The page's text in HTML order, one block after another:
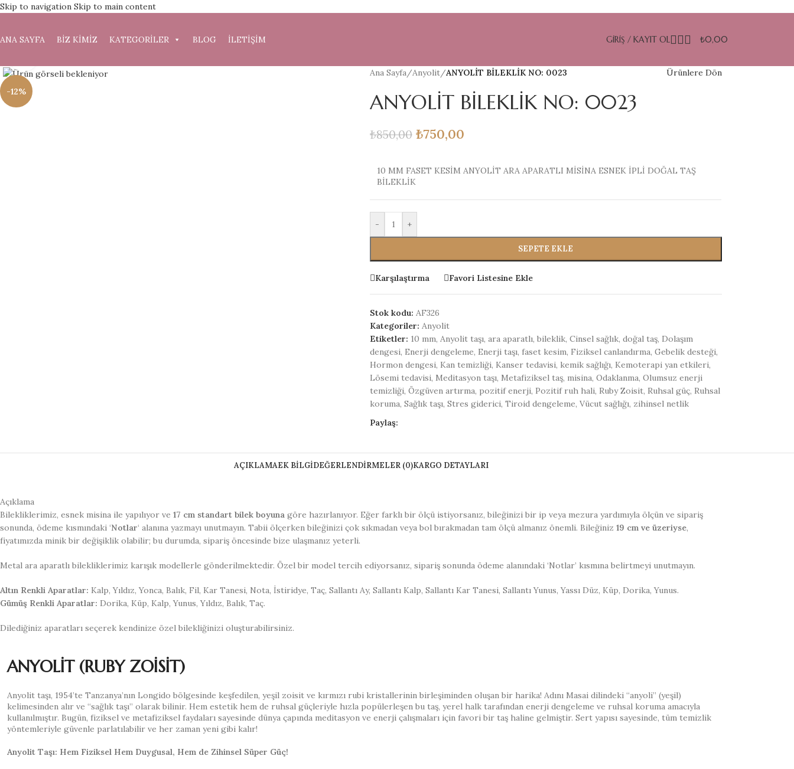
Skip to navigation Skip to main content
ANA SAYFA BİZ KİMİZ KATEGORİLER BLOG İLETİŞİM GIRIŞ / KAYIT OL ₺0,00
-12%
Ana Sayfa/Anyolit/ANYOLİT BİLEKLİK NO: 0023 Ürünlere Dön
ANYOLİT BİLEKLİK NO: 0023
₺850,00 ₺750,00
10 MM FASET KESİM ANYOLİT ARA APARATLI MİSİNA ESNEK İPLİ DOĞAL TAŞ
BİLEKLİK
- +
SEPETE EKLE
Karşılaştırma Favori Listesine Ekle
Stok kodu: AF326
Kategoriler: Anyolit
Etiketler: 10 mm, Anyolit taşı, ara aparatlı, bileklik, Cinsel sağlık, doğal taş, Dolaşım
dengesi, Enerji dengeleme, Enerji taşı, faset kesim, Fiziksel canlandırma, Gebelik desteği,
Hormon dengesi, Kan temizliği, Kanser tedavisi, kemik sağlığı, Kemoterapi yan etkileri,
Lösemi tedavisi, Meditasyon taşı, Metafiziksel taş, misina, Odaklanma, Olumsuz enerji
temizliği, Özgüven artırma, pozitif enerji, Pozitif ruh hali, Ruby Zoisit, Ruhsal güç, Ruhsal
koruma, Sağlık taşı, Stres giderici, Tiroid dengeleme, Vücut sağlığı, zihinsel netlik
Paylaş:
AÇIKLAMAEK BILGIDEĞERLENDIRMELER (0)KARGO DETAYLARI
Açıklama
Bilekliklerimiz, esnek misina ile yapılıyor ve 17 cm standart bilek boyuna göre hazırlanıyor. Eğer farklı bir ölçü istiyorsanız, bileğinizi bir ip veya mezura yardımıyla ölçün ve sipariş
sonunda, ödeme kısmındaki ‘Notlar‘ alanına yazmayı unutmayın. Tabii ölçerken bileğinizi çok sıkmadan veya bol bırakmadan tam ölçü almanız önemli. Bileğiniz 19 cm ve üzeriyse,
fiyatımızda minik bir değişiklik olabilir; bu durumda, sipariş öncesinde bize ulaşmanız yeterli.
Metal ara aparatlı bilekliklerimiz karışık modellerle gönderilmektedir. Özel bir model tercih ediyorsanız, sipariş sonunda ödeme alanındaki ‘Notlar’ kısmına belirtmeyi unutmayın.
Altın Renkli Aparatlar: Kalp, Yıldız, Yonca, Balık, Fil, Kar Tanesi, Nota, İstiridye, Taç, Sallantı Ay, Sallantı Kalp, Sallantı Kar Tanesi, Sallantı Yunus, Yassı Düz, Küp, Dorika, Yunus.
Gümüş Renkli Aparatlar: Dorika, Küp, Kalp, Yunus, Yıldız, Balık, Taç.
Dilediğiniz aparatları seçerek kendinize özel bilekliğinizi oluşturabilirsiniz.
ANYOLİT (RUBY ZOİSİT)
Anyolit taşı, 1954’te Tanzanya’nın Longido bölgesinde keşfedilen, yeşil zoisit ve kırmızı rubi kristallerinin birleşiminden oluşan bir harika! Adını Masai dilindeki “anyoli” (yeşil)
kelimesinden alır ve “sağlık taşı” olarak bilinir. Hem estetik hem de ruhsal güçleriyle hızla popülerleşen bu taş, yerel halk tarafından enerji dengeleme ve ruhsal koruma amacıyla
kullanılmıştır. Bugün, fiziksel ve metafiziksel faydaları sayesinde dünya çapında meditasyon ve enerji çalışmaları için favori bir taş haline gelmiştir. Sert yapısı sayesinde, tüm temizlik
yöntemleriyle güvenle parlatılabilir ve her zaman yeni gibi kalır!
Anyolit Taşı: Hem Fiziksel Hem Duygusal, Hem de Zihinsel Süper Güç!